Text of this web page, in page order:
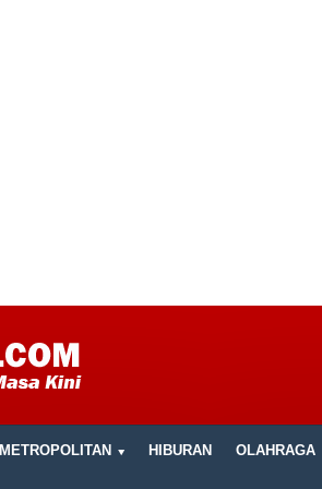
METROPOLITAN HIBURAN OLAHRAGA